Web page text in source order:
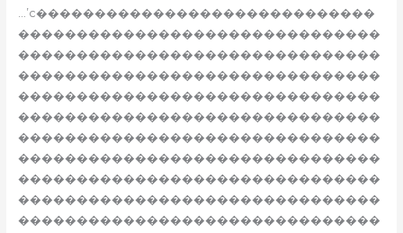
…’c�����������������������������
�������������������������������
�������������������������������
�������������������������������
�������������������������������
�������������������������������
�������������������������������
�������������������������������
�������������������������������
�������������������������������
�������������������������������